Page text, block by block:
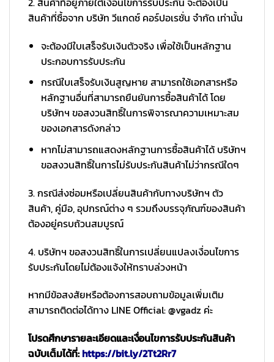
สินค้าที่ซื้อจาก บริษัท วีแกดซ์ คอร์ปอเรชั่น จำกัด เท่านั้น
จะต้องมีใบเสร็จรับเงินตัวจริง เพื่อใช้เป็นหลักฐาน
ประกอบการรับประกัน
กรณีใบเสร็จรับเงินสูญหาย สามารถใช้เอกสารหรือ
หลักฐานอื่นที่สามารถยืนยันการซื้อสินค้าได้ โดย
บริษัทฯ ขอสงวนสิทธิ์ในการพิจารณาความเหมาะสม
ของเอกสารดังกล่าว
หากไม่สามารถแสดงหลักฐานการซื้อสินค้าได้ บริษัทฯ
ขอสงวนสิทธิ์ในการไม่รับประกันสินค้าไม่ว่ากรณีใดๆ
3. กรณีส่งซ่อมหรือเปลี่ยนสินค้ากับทางบริษัทฯ ตัว
สินค้า, คู่มือ, อุปกรณ์ต่าง ๆ รวมถึงบรรจุภัณฑ์ของสินค้า
ต้องอยู่ครบถ้วนสมบูรณ์
4. บริษัทฯ ขอสงวนสิทธิ์ในการเปลี่ยนแปลงเงื่อนไขการ
รับประกันโดยไม่ต้องแจ้งให้ทราบล่วงหน้า
หากมีข้อสงสัยหรือต้องการสอบถามข้อมูลเพิ่มเติม
สามารถติดต่อได้ทาง LINE Official: @vgadz ค่ะ
โปรดศึกษารายละเอียดและเงื่อนไขการรับประกันสินค้า
ฉบับเต็มได้ที่:https://bit.ly/2Tt2Rr7